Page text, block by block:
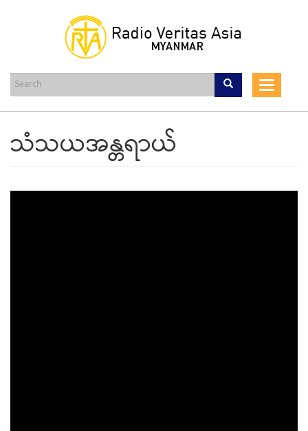
content
Toggle
သံသယအန္တရာယ်